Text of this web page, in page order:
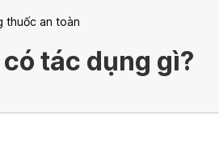
thuốc an toàn
tác dụng gì?